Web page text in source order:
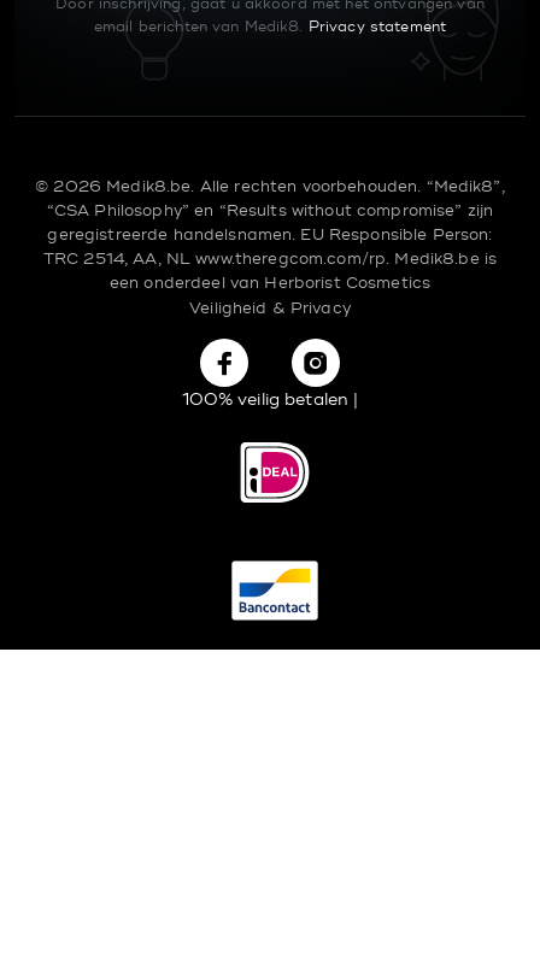
email berichten van Medik8. Privacy statement
© 2026 Medik8.be. Alle rechten voorbehouden. “Medik8”,
“CSA Philosophy” en “Results without compromise” zijn
geregistreerde handelsnamen. EU Responsible Person:
TRC 2514, AA, NLwww.theregcom.com/rp. Medik8.be is
een onderdeel van Herborist Cosmetics
Veiligheid & Privacy
100% veilig betalen |